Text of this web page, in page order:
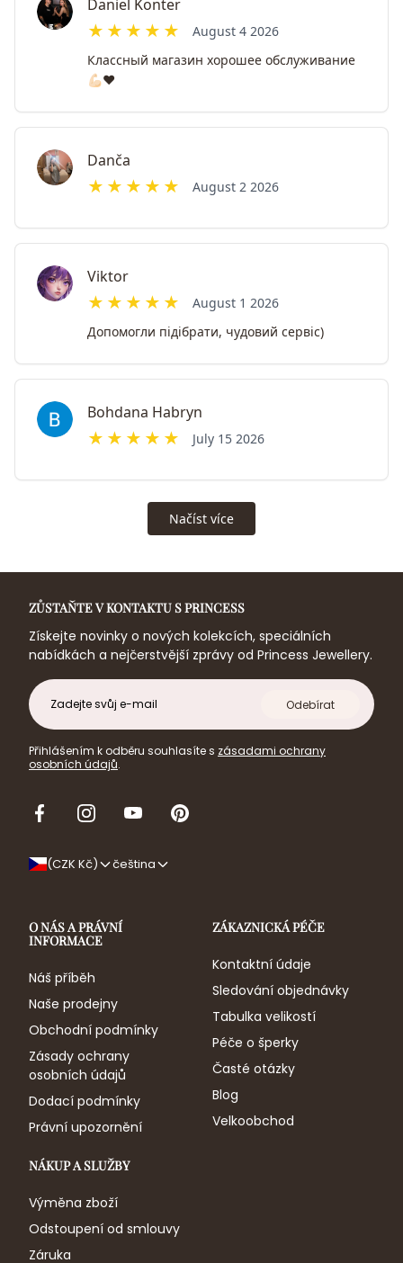
O NÁS A PRÁVNÍ
INFORMACE
Náš příběh
Naše prodejny
Obchodní podmínky
Zásady ochrany
osobních údajů
Dodací podmínky
Právní upozornění
ZÁKAZNICKÁ PÉČE
Kontaktní údaje
Sledování objednávky
Tabulka velikostí
Péče o šperky
Časté otázky
Blog
Velkoobchod
NÁKUP A SLUŽBY
Výměna zboží
Odstoupení od smlouvy
Záruka
ZŮSTAŇTE V KONTAKTU S PRINCESS
Získejte novinky o nových kolekcích, speciálních
nabídkách a nejčerstvější zprávy od Princess Jewellery.
E-
mail
Odebírat
Přihlášením k odběru souhlasíte s zásadami ochrany
osobních údajů.
FacebookInstagramYoutubePinterest
(CZK Kč) čeština